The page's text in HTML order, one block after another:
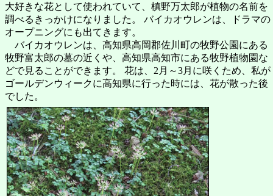
大好きな花として使われていて、槙野万太郎が植物の名前を
調べるきっかけになりました。 バイカオウレンは、ドラマの
オープニングにも出てきます。
バイカオウレンは、高知県高岡郡佐川町の牧野公園にある
牧野富太郎の墓の近くや、高知県高知市にある牧野植物園な
どで見ることができます。 花は、2月～3月に咲くため、私が
ゴールデンウィークに高知県に行った時には、花が散った後
でした。